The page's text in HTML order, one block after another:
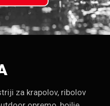
za krapolov, ribolov